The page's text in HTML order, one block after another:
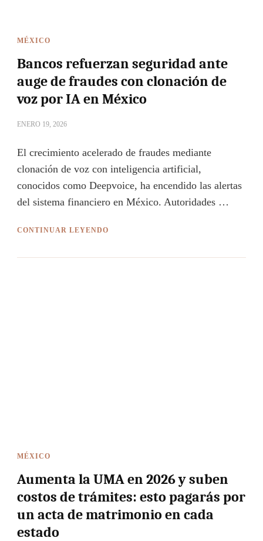
MÉXICO
Bancos refuerzan seguridad ante
auge de fraudes con clonación de
voz por IA en México
ENERO 19, 2026
El crecimiento acelerado de fraudes mediante
clonación de voz con inteligencia artificial,
conocidos como Deepvoice, ha encendido las alertas
del sistema financiero en México. Autoridades …
CONTINUAR LEYENDO
MÉXICO
Aumenta la UMA en 2026 y suben
costos de trámites: esto pagarás por
un acta de matrimonio en cada
estado